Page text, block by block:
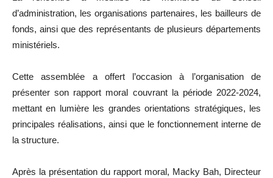
d’administration, les organisations partenaires, les bailleurs de
fonds, ainsi que des représentants de plusieurs départements
ministériels.
Cette assemblée a offert l’occasion à l’organisation de
présenter son rapport moral couvrant la période 2022-2024,
mettant en lumière les grandes orientations stratégiques, les
principales réalisations, ainsi que le fonctionnement interne de
la structure.
Après la présentation du rapport moral, Macky Bah, Directeur